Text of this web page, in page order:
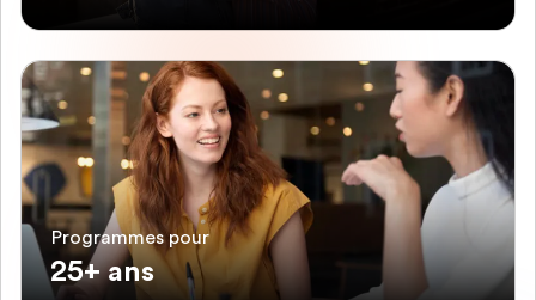
Programmes pour
25+ ans